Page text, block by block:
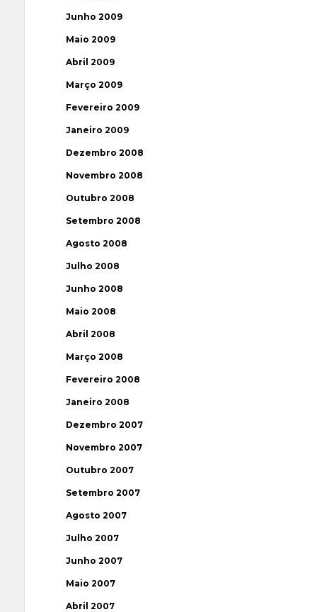
Junho 2009
Maio 2009
Abril 2009
Março 2009
Fevereiro 2009
Janeiro 2009
Dezembro 2008
Novembro 2008
Outubro 2008
Setembro 2008
Agosto 2008
Julho 2008
Junho 2008
Maio 2008
Abril 2008
Março 2008
Fevereiro 2008
Janeiro 2008
Dezembro 2007
Novembro 2007
Outubro 2007
Setembro 2007
Agosto 2007
Julho 2007
Junho 2007
Maio 2007
Abril 2007